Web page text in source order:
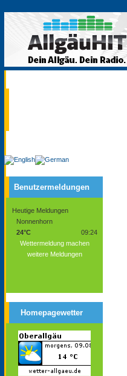
Benutzermeldungen
Heutige Meldungen
Nonnenhorn
24°C
09:24
Wettermeldung machen
weitere Meldungen
Homepagewetter